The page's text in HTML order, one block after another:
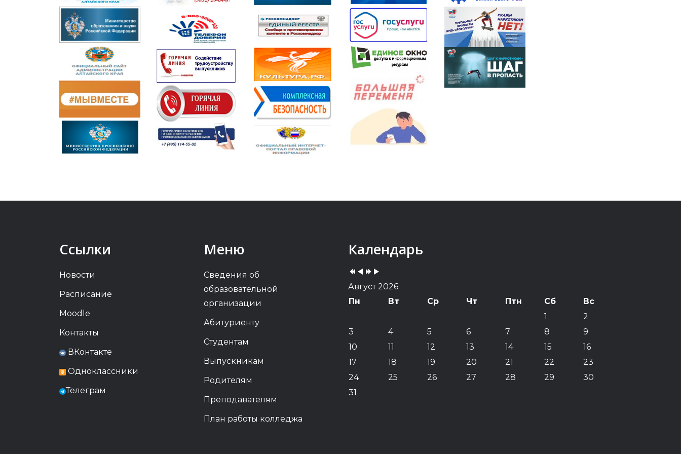
Ссылки
Новости
Расписание
Moodle
Контакты
ВКонтакте
Одноклассники
Телеграм
Меню
Сведения об
образовательной
организации
Абитуриенту
Студентам
Выпускникам
Родителям
Преподавателям
План работы колледжа
Календарь
Previous
Year
Previous
Month
YearMonth
Август 2026
Пн
Вт Ср Чт Птн Сб
Вс
1
2
3
4 5 6 7 8
9
10
11 12 13 14 15
16
17
18 19 20 21 22
23
24
25 26 27 28 29
30
31